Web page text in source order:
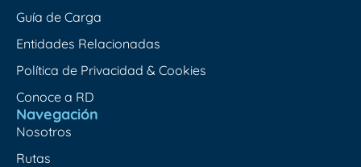
Guía de Carga
Entidades Relacionadas
Política de Privacidad & Cookies
Conoce a RD
Navegación
Nosotros
Rutas